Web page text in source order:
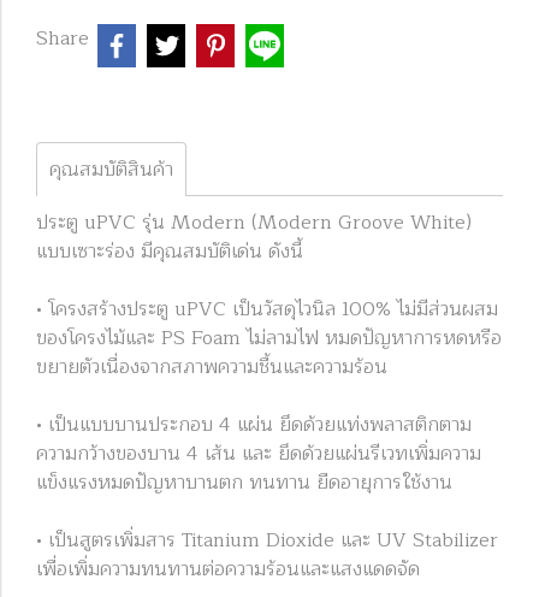
Share
คุณสมบัติสินค้า
ประตู uPVC รุ่น Modern (Modern Groove White)
แบบเซาะร่อง มีคุณสมบัติเด่น ดังนี้
• โครงสร้างประตู uPVC เป็นวัสดุไวนิล 100% ไม่มีส่วนผสม
ของโครงไม้และ PS Foam ไม่ลามไฟ หมดปัญหาการหดหรือ
ขยายตัวเนื่องจากสภาพความชื้นและความร้อน
• เป็นแบบบานประกอบ 4 แผ่น ยึดด้วยแท่งพลาสติกตาม
ความกว้างของบาน 4 เส้น และ ยึดด้วยแผ่นรีเวทเพิ่มความ
แข็งแรงหมดปัญหาบานตก ทนทาน ยืดอายุการใช้งาน
• เป็นสูตรเพิ่มสาร Titanium Dioxide และ UV Stabilizer
เพื่อเพิ่มความทนทานต่อความร้อนและแสงแดดจัด